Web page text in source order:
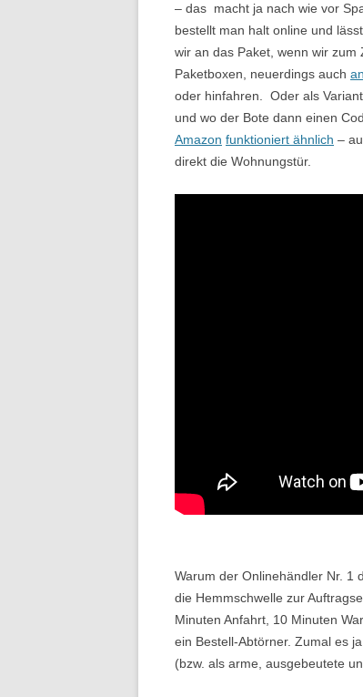
– das macht ja nach wie vor
bestellt man halt online und
wir an das Paket, wenn wir zum
Paketboxen, neuerdings auch
oder hinfahren. Oder als
und wo der Bote dann einen
Amazon funktioniert ähnlich –
direkt die Wohnungstür.
Warum der Onlinehändler Nr. 1
die Hemmschwelle zur
Minuten Anfahrt, 10 Minuten
ein Bestell-Abtörner. Zumal es
(bzw. als arme, ausgebeutete